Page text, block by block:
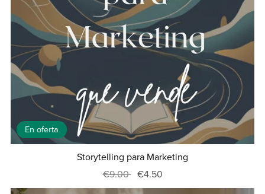
En oferta
Storytelling para Marketing
€9.00 €4.50